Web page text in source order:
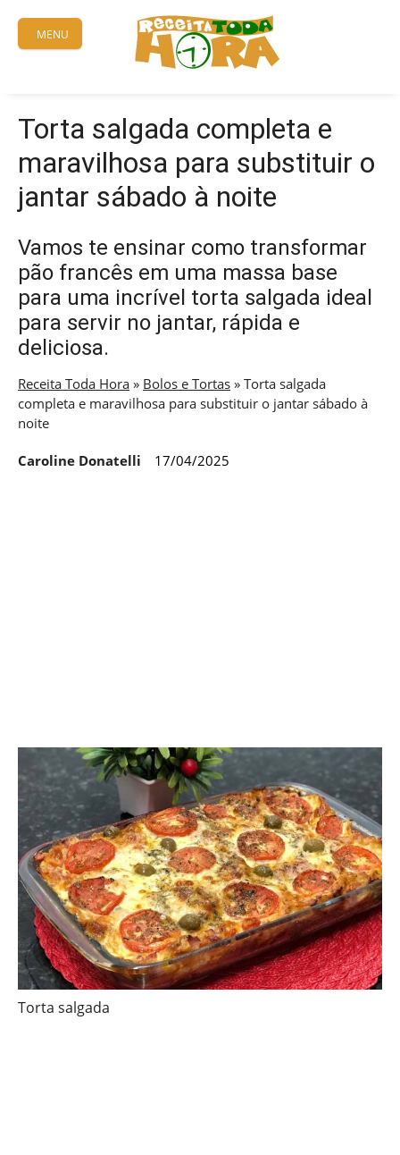
content
MENU
Torta salgada completa e
maravilhosa para substituir o
jantar sábado à noite
Vamos te ensinar como transformar
pão francês em uma massa base
para uma incrível torta salgada ideal
para servir no jantar, rápida e
deliciosa.
Receita Toda Hora » Bolos e Tortas » Torta salgada
completa e maravilhosa para substituir o jantar sábado à
noite
Caroline Donatelli 17/04/2025
Torta salgada